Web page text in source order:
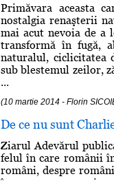
Primăvara aceasta
nostalgia renaşterii
mai acut nevoia de a
transformă în fugă,
naturalul,
sub blestemul zeilor,
...
(10 martie 2014 - Florin
De ce nu sunt
Ziarul Adevărul
felul în care românii
români, despre